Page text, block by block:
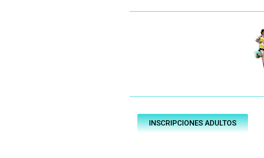
INSCRIPCIONES ADULTOS